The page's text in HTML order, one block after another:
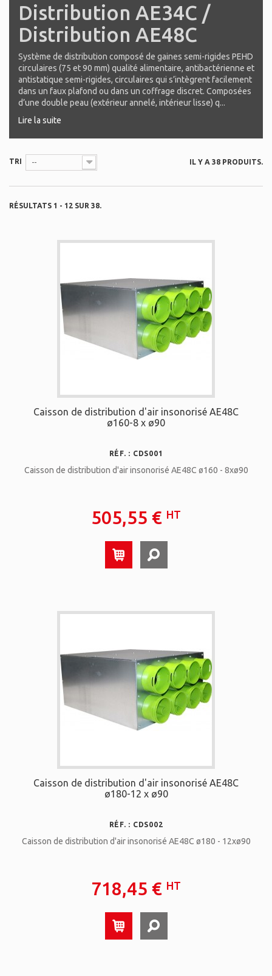
Distribution AE34C /
Distribution AE48C
Système de distribution composé de gaines semi-rigides PEHD
circulaires (75 et 90 mm) qualité alimentaire, antibactérienne et
antistatique semi-rigides, circulaires qui s’intègrent facilement
dans un faux plafond ou dans un coffrage discret. Composées
d’une double peau (extérieur annelé, intérieur lisse) q...
Lire la suite
TRI -- IL Y A 38 PRODUITS.
RÉSULTATS 1 - 12 SUR 38.
Caisson de distribution d'air insonorisé AE48C
ø160-8 x ø90
RÉF. : CDS001
Caisson de distribution d'air insonorisé AE48C ø160 - 8xø90
505,55 € HT
Caisson de distribution d'air insonorisé AE48C
ø180-12 x ø90
RÉF. : CDS002
Caisson de distribution d'air insonorisé AE48C ø180 - 12xø90
718,45 € HT